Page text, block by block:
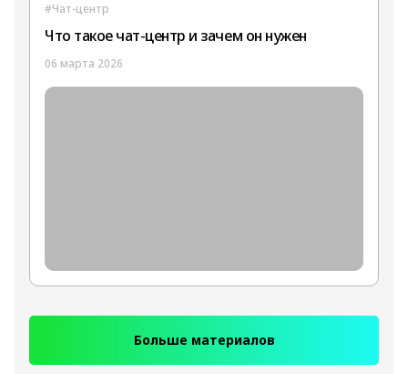
#Чат-центр
Что такое чат-центр и зачем он нужен
06 марта 2026
Больше материалов